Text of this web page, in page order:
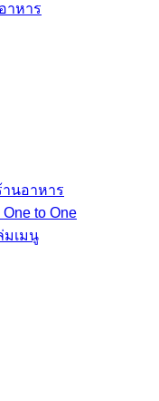
าหาร
านอาหาร
to One
มเมนู